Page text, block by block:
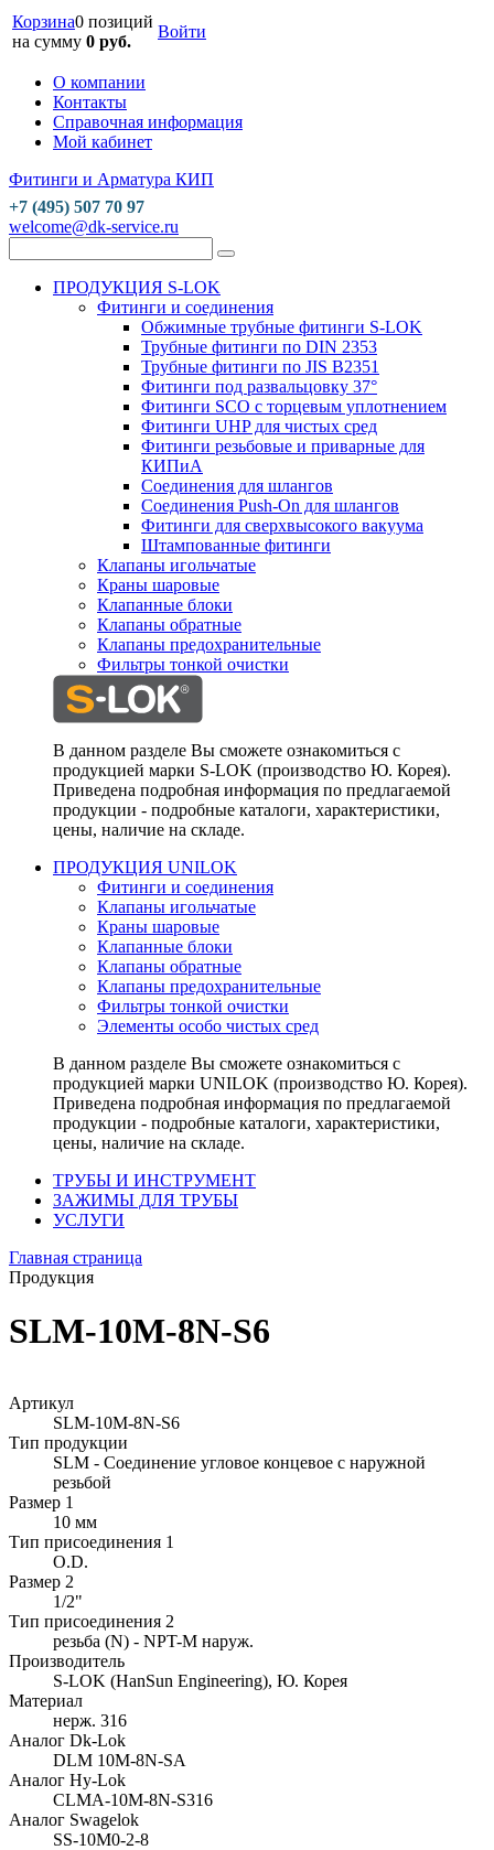
Корзина0 позиций
на сумму 0 руб.
Войти
О компании
Контакты
Справочная информация
Мой кабинет
Фитинги и Арматура КИП
+7 (495) 507 70 97
welcome@dk-service.ru
ПРОДУКЦИЯ S-LOK
Фитинги и соединения
Обжимные трубные фитинги S-LOK
Трубные фитинги по DIN 2353
Трубные фитинги по JIS B2351
Фитинги под развальцовку 37°
Фитинги SCO с торцевым уплотнением
Фитинги UHP для чистых сред
Фитинги резьбовые и приварные для
КИПиА
Соединения для шлангов
Соединения Push-On для шлангов
Фитинги для сверхвысокого вакуума
Штампованные фитинги
Клапаны игольчатые
Краны шаровые
Клапанные блоки
Клапаны обратные
Клапаны предохранительные
Фильтры тонкой очистки
В данном разделе Вы сможете ознакомиться с
продукцией марки S-LOK (производство Ю. Корея).
Приведена подробная информация по предлагаемой
продукции - подробные каталоги, характеристики,
цены, наличие на складе.
ПРОДУКЦИЯ UNILOK
Фитинги и соединения
Клапаны игольчатые
Краны шаровые
Клапанные блоки
Клапаны обратные
Клапаны предохранительные
Фильтры тонкой очистки
Элементы особо чистых сред
В данном разделе Вы сможете ознакомиться с
продукцией марки UNILOK (производство Ю. Корея).
Приведена подробная информация по предлагаемой
продукции - подробные каталоги, характеристики,
цены, наличие на складе.
ТРУБЫ И ИНСТРУМЕНТ
ЗАЖИМЫ ДЛЯ ТРУБЫ
УСЛУГИ
Главная страница
Продукция
SLM-10M-8N-S6
Артикул
SLM-10M-8N-S6
Тип продукции
SLM - Соединение угловое концевое с наружной
резьбой
Размер 1
10 мм
Тип присоединения 1
O.D.
Размер 2
1/2"
Тип присоединения 2
резьба (N) - NPT-M наруж.
Производитель
S-LOK (HanSun Engineering), Ю. Корея
Материал
нерж. 316
Аналог Dk-Lok
DLM 10M-8N-SA
Аналог Hy-Lok
CLMA-10M-8N-S316
Аналог Swagelok
SS-10M0-2-8